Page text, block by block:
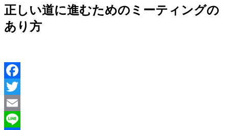
正しい道に進むためのミーティングの
あり方
Facebook
Twitter
Email